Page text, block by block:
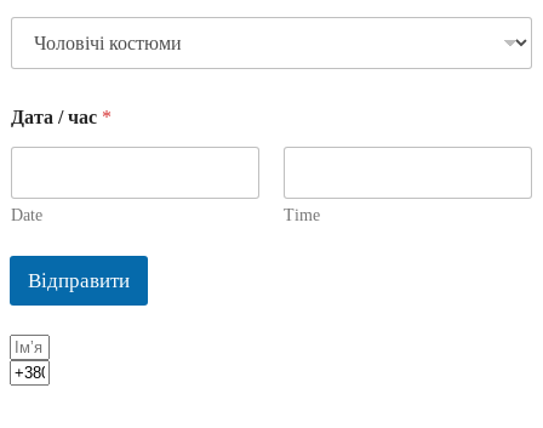
Дата / час *
Date Time
Відправити